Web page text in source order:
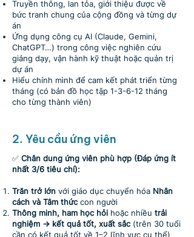
Truyền thông, lan tỏa, giới thiệu được về
bức tranh chung của cộng đồng và từng dự
án
Ứng dụng công cụ AI (Claude, Gemini,
ChatGPT…) trong công việc nghiên cứu
giảng dạy, vận hành kỹ thuật hoặc quản trị
dự án
Hiểu chính mình để cam kết phát triển từng
tháng (có bản đồ học tập 1-3-6-12 tháng
cho từng thành viên)
2. Yêu cầu ứng viên
✅ Chân dung ứng viên phù hợp (Đáp ứng ít
nhất 3/6 tiêu chí):
Trăn trở lớn với giáo dục chuyển hóa Nhân
cách và Tâm thứccon người
Thông minh, ham học hỏi hoặc nhiều trải
nghiệm → kết quả tốt, xuất sắc(trên 30 tuổi
cần có kết quả tốt về 1–2 lĩnh vực cụ thể)